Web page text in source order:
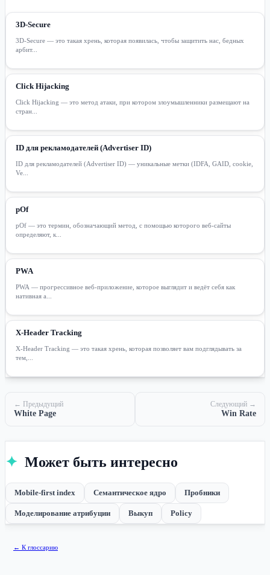
3D-Secure
3D-Secure — это такая хрень, которая появилась, чтобы защитить нас, бедных
арбит...
Click Hijacking
Click Hijacking — это метод атаки, при котором злоумышленники размещают на
стран...
ID для рекламодателей (Advertiser ID)
ID для рекламодателей (Advertiser ID) — уникальные метки (IDFA, GAID, cookie,
Ve...
pOf
pOf — это термин, обозначающий метод, с помощью которого веб-сайты
определяют, к...
PWA
PWA — прогрессивное веб-приложение, которое выглядит и ведёт себя как
нативная а...
X-Header Tracking
X-Header Tracking — это такая хрень, которая позволяет вам подглядывать за
тем,...
← Предыдущий
White Page
Следующий →
Win Rate
✦ Может быть интересно
Mobile-first index Семантическое ядро Пробники
Моделирование атрибуции Выкуп Policy
← К глоссарию